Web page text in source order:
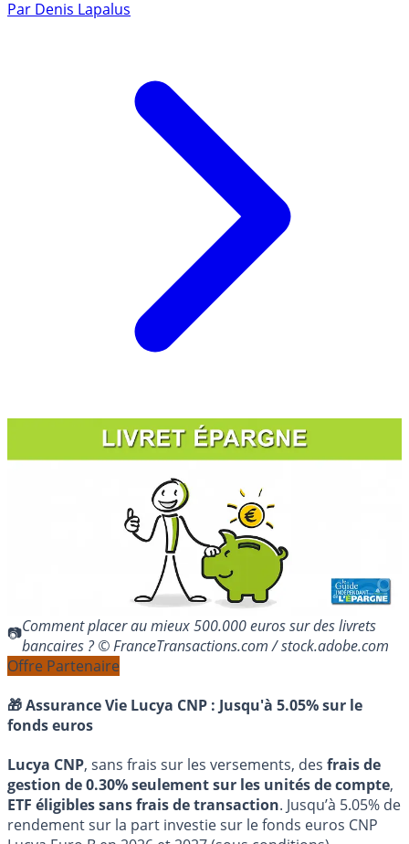
Par Denis Lapalus
Comment placer au mieux 500.000 euros sur des livrets
bancaires ? © FranceTransactions.com / stock.adobe.com
Offre Partenaire
🎁 Assurance Vie Lucya CNP : Jusqu'à 5.05% sur le
fonds euros
Lucya CNP, sans frais sur les versements, des frais de
gestion de 0.30% seulement sur les unités de compte,
ETF éligibles sans frais de transaction. Jusqu’à 5.05% de
rendement sur la part investie sur le fonds euros CNP